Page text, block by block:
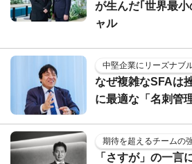
が生んだ｢世界最
ャル
中堅企業にリーズナブ
なぜ複雑なSFAは
に最適な「名刺管
期待を超えるチームの
「さすが」の一言